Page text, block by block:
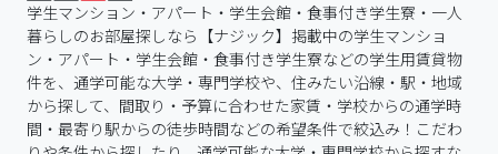
学生マンション・アパート・学生会館・食事付き学生寮・一人
暮らしのお部屋探しなら【ナジック】掲載中の学生マンショ
ン・アパート・学生会館・食事付き学生寮などの学生用賃貸物
件を、通学可能な大学・専門学校や、住みたい沿線・駅・地域
から探して、間取り・予算に合わせた家賃・学校からの通学時
間・最寄り駅からの徒歩時間などの希望条件で絞込み！こだわ